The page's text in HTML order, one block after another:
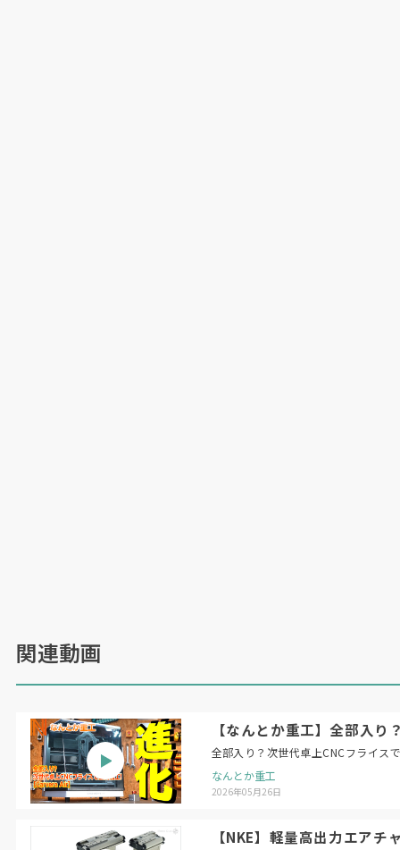
関連動画
【なんとか重工】全部入
全部入り？次世代卓上CNCフライス
なんとか重工
2026年05月26日
【NKE】軽量高出力エア